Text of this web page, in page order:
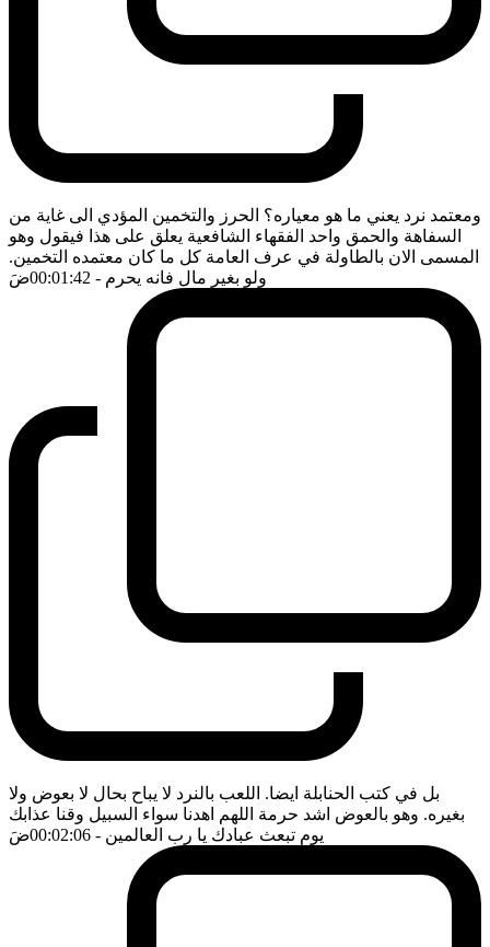
ومعتمد نرد يعني ما هو معياره؟ الحرز والتخمين المؤدي الى غاية من
السفاهة والحمق واحد الفقهاء الشافعية يعلق على هذا فيقول وهو
المسمى الان بالطاولة في عرف العامة كل ما كان معتمده التخمين.
ولو بغير مال فانه يحرم - 00:01:42 ضَ
بل في كتب الحنابلة ايضا. اللعب بالنرد لا يباح بحال لا بعوض ولا
بغيره. وهو بالعوض اشد حرمة اللهم اهدنا سواء السبيل وقنا عذابك
يوم تبعث عبادك يا رب العالمين - 00:02:06 ضَ